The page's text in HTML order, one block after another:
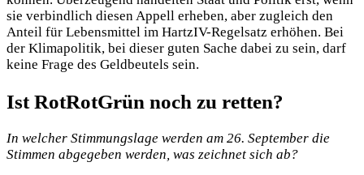
sie verbindlich diesen Appell erheben, aber zugleich den
Anteil für Lebensmittel im HartzIV-Regelsatz erhöhen. Bei
der Klimapolitik, bei dieser guten Sache dabei zu sein, darf
keine Frage des Geldbeutels sein.
Ist RotRotGrün noch zu retten?
In welcher Stimmungslage werden am 26. September die
Stimmen abgegeben werden, was zeichnet sich ab?